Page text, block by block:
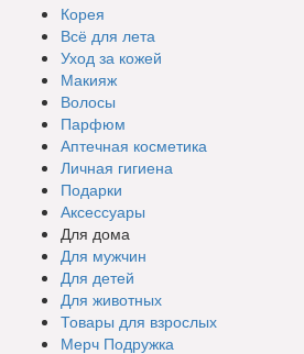
Корея
Всё для лета
Уход за кожей
Макияж
Волосы
Парфюм
Аптечная косметика
Личная гигиена
Подарки
Аксессуары
Для дома
Для мужчин
Для детей
Для животных
Товары для взрослых
Мерч Подружка